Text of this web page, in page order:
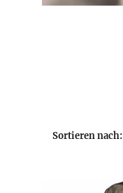
Sortieren nach: